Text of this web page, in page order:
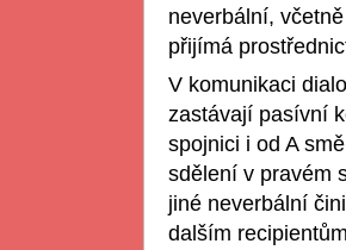
neverbální,
přijímá
V komunikaci
zastávají pasívní
spojnici i od A
sdělení v pravém
jiné neverbální
dalším